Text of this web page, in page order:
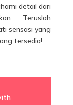
detail dari
Teruslah
sensasi yang
tersedia!